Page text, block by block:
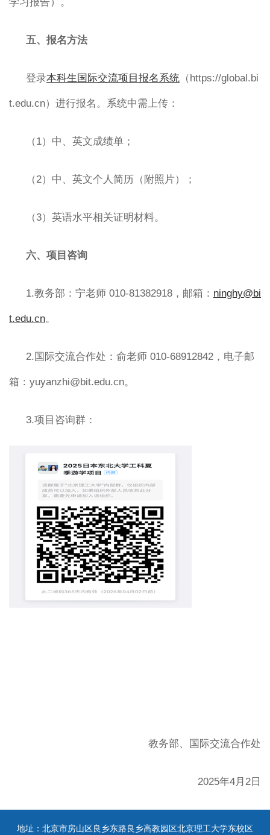
五、报名方法
登录本科生国际交流项目报名系统 （https://global.bi
t.edu.cn）进行报名。系统中需上传：
（1）中、英文成绩单；
（2）中、英文个人简历（附照片）；
（3）英语水平相关证明材料。
六、项目咨询
1.教务部：宁老师 010-81382918，邮箱： ninghy@bi
t.edu.cn。
2.国际交流合作处：俞老师 010-68912842，电子邮
箱：yuyanzhi@bit.edu.cn。
3.项目咨询群：
教务部、国际交流合作处
2025年4月2日
地址：北京市房山区良乡东路良乡高教园区北京理工大学东校区